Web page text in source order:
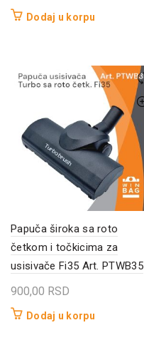
Dodaj u korpu
Papuča široka sa roto
četkom i točkicima za
usisivače Fi35 Art. PTWB35
900,00 RSD
Dodaj u korpu